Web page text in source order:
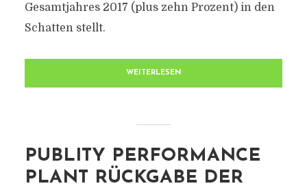
Gesamtjahres 2017 (plus zehn Prozent) in den
Schatten stellt.
WEITERLESEN
PUBLITY PERFORMANCE
PLANT RÜCKGABE DER